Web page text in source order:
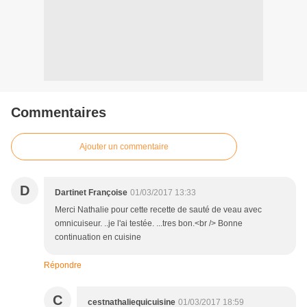
Commentaires
Ajouter un commentaire
D Dartinet Françoise 01/03/2017 13:33
Merci Nathalie pour cette recette de sauté de veau avec
omnicuiseur. ..je l'ai testée. ...tres bon.<br /> Bonne
continuation en cuisine
Répondre
C cestnathaliequicuisine 01/03/2017 18:59